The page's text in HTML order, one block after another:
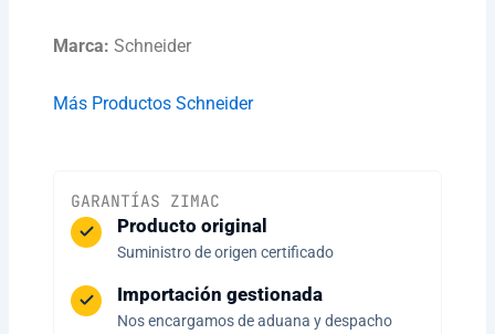
Marca: Schneider
Más Productos Schneider
GARANTÍAS ZIMAC
Producto original
Suministro de origen certificado
Importación gestionada
Nos encargamos de aduana y despacho